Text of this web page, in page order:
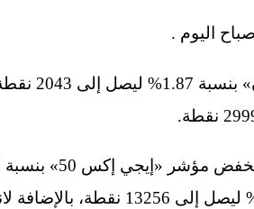
وتراجع مؤشر الشركات المتوسطة والصغيرة «إيجي إكس 70 متساوي الأوزان»
ليصل إلى 1930 نقطة، وتراجع مؤشر «إيجي إكس 30 محدد الأوزان» بنسبة 2% ليصل